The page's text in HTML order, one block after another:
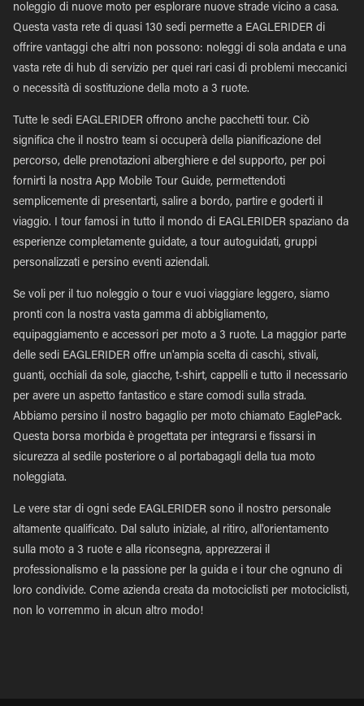
noleggio di nuove moto per esplorare nuove strade vicino a casa.
Questa vasta rete di quasi 130 sedi permette a EAGLERIDER di
offrire vantaggi che altri non possono: noleggi di sola andata e una
vasta rete di hub di servizio per quei rari casi di problemi meccanici
o necessità di sostituzione della moto a 3 ruote.
Tutte le sedi EAGLERIDER offrono anche pacchetti tour. Ciò
significa che il nostro team si occuperà della pianificazione del
percorso, delle prenotazioni alberghiere e del supporto, per poi
fornirti la nostra App Mobile Tour Guide, permettendoti
semplicemente di presentarti, salire a bordo, partire e goderti il
viaggio. I tour famosi in tutto il mondo di EAGLERIDER spaziano da
esperienze completamente guidate, a tour autoguidati, gruppi
personalizzati e persino eventi aziendali.
Se voli per il tuo noleggio o tour e vuoi viaggiare leggero, siamo
pronti con la nostra vasta gamma di abbigliamento,
equipaggiamento e accessori per moto a 3 ruote. La maggior parte
delle sedi EAGLERIDER offre un'ampia scelta di caschi, stivali,
guanti, occhiali da sole, giacche, t-shirt, cappelli e tutto il necessario
per avere un aspetto fantastico e stare comodi sulla strada.
Abbiamo persino il nostro bagaglio per moto chiamato EaglePack.
Questa borsa morbida è progettata per integrarsi e fissarsi in
sicurezza al sedile posteriore o al portabagagli della tua moto
noleggiata.
Le vere star di ogni sede EAGLERIDER sono il nostro personale
altamente qualificato. Dal saluto iniziale, al ritiro, all'orientamento
sulla moto a 3 ruote e alla riconsegna, apprezzerai il
professionalismo e la passione per la guida e i tour che ognuno di
loro condivide. Come azienda creata da motociclisti per motociclisti,
non lo vorremmo in alcun altro modo!